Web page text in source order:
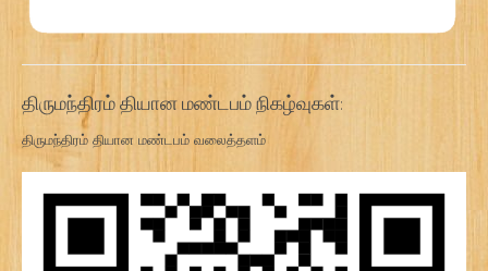
திருமந்திரம் தியான மண்டபம் நிகழ்வுகள்:
திருமந்திரம் தியான மண்டபம் வலைத்தளம்